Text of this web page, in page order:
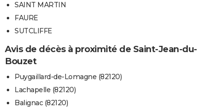
SAINT MARTIN
FAURE
SUTCLIFFE
Avis de décès à proximité de Saint-Jean-du-
Bouzet
Puygaillard-de-Lomagne (82120)
Lachapelle (82120)
Balignac (82120)